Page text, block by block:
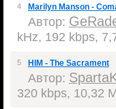
4 Marilyn Manson -
Автор:
kHz, 192 kbps,
5 HIM - The Sacrament
Автор:
320 kbps, 10,32